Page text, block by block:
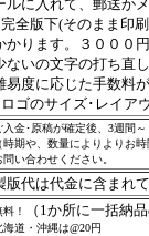
ルに入れて、郵送か
全版下(そのまま印
かります。３０００
ないの文字の打ち直
易度に応じた手数料
ゴのサイズ･レイア
入金･原稿が確定後、3週間
時期や、数量によりよりお
問い合わせください。
版代は代金に含まれ
料！ （1か所に一括納
海道・沖縄は@20円